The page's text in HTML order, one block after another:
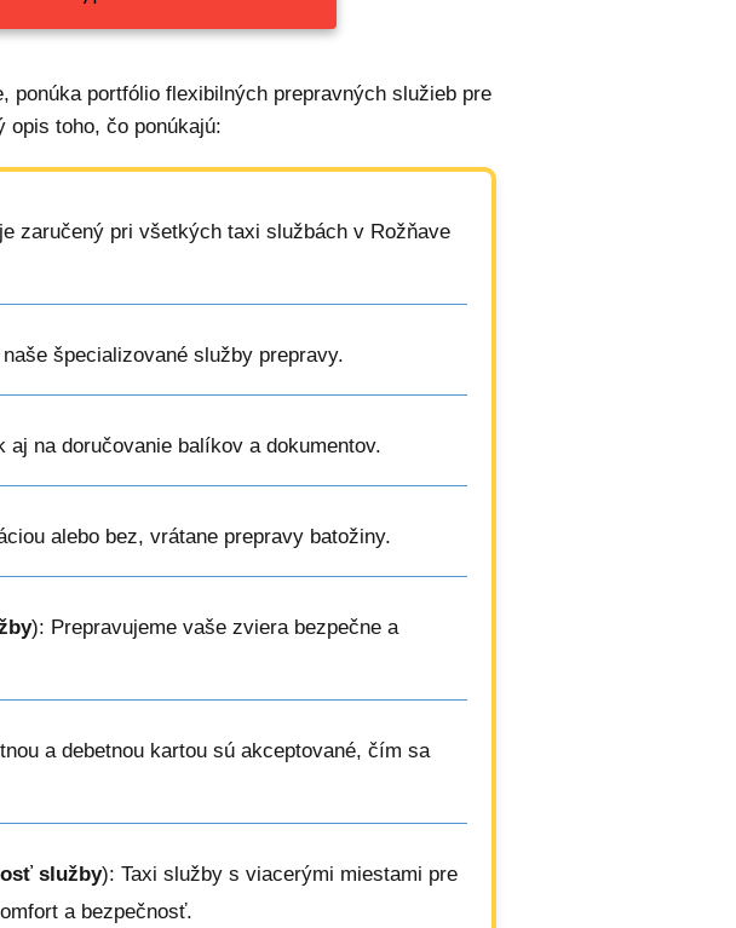
ponúka portfólio flexibilných prepravných služieb pre
opis toho, čo ponúkajú:
zaručený pri všetkých taxi službách v Rožňave
špecializované služby prepravy.
na doručovanie balíkov a dokumentov.
alebo bez, vrátane prepravy batožiny.
): Prepravujeme vaše zviera bezpečne a
a debetnou kartou sú akceptované, čím sa
služby): Taxi služby s viacerými miestami pre
a bezpečnosť.